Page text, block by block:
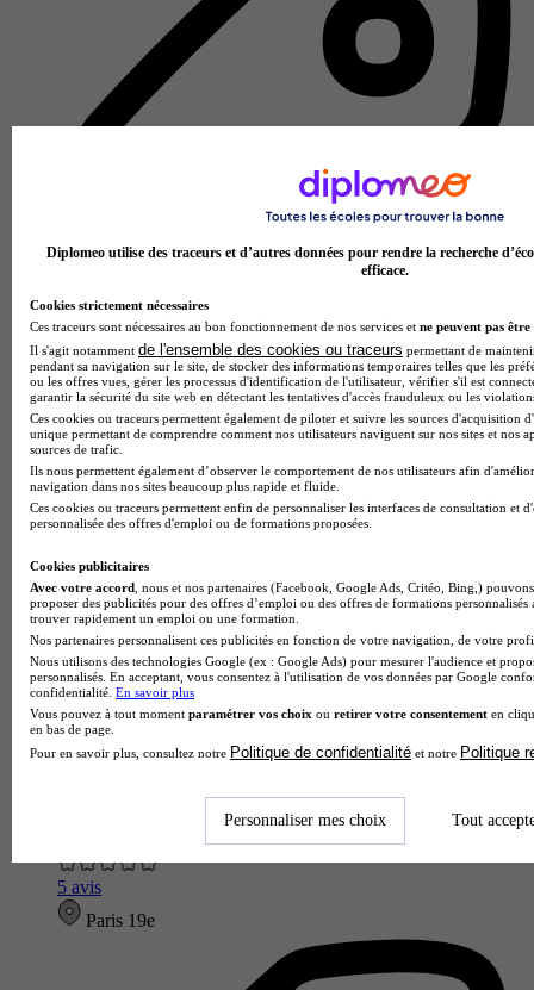
Centre de formation d'apprentis
Voir l’établissement
5 avis
Paris 19e
Diplomeo utilise des traceurs et d’autres données pour rendre la recherche
efficace.
Cookies strictement nécessaires
Ces traceurs sont nécessaires au bon fonctionnement de nos services et ne peuvent pas être
Il s'agit notamment de l'ensemble des cookies ou traceurs permettant de
pendant sa navigation sur le site, de stocker des informations temporaires telles que les
ou les offres vues, gérer les processus d'identification de l'utilisateur, vérifier s'il est
garantir la sécurité du site web en détectant les tentatives d'accès frauduleux ou les
Ces cookies ou traceurs permettent également de piloter et suivre les sources d'acquisition
unique permettant de comprendre comment nos utilisateurs naviguent sur nos sites et nos
sources de trafic.
Ils nous permettent également d’observer le comportement de nos utilisateurs afin
navigation dans nos sites beaucoup plus rapide et fluide.
Ces cookies ou traceurs permettent enfin de personnaliser les interfaces de consultation et
personnalisée des offres d'emploi ou de formations proposées.
Cookies publicitaires
Avec votre accord , nous et nos partenaires (Facebook, Google Ads, Critéo, Bing,)
proposer des publicités pour des offres d’emploi ou des offres de formations
trouver rapidement un emploi ou une formation.
Nos partenaires personnalisent ces publicités en fonction de votre navigation, de votre
Nous utilisons des technologies Google (ex : Google Ads) pour mesurer l'audience et
personnalisés. En acceptant, vous consentez à l'utilisation de vos données par Google
confidentialité. En savoir plus
Vous pouvez à tout moment paramétrer vos choix ou retirer votre consentement en
en bas de page.
Pour en savoir plus, consultez notre Politique de confidentialité et notre Politique
Personnaliser mes choix Tout